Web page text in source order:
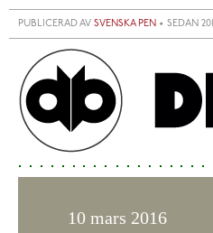
Hoppa till huvudinnehåll
PUBLICERAD AV SVENSKA PEN • SEDAN 2011
10 mars 2016